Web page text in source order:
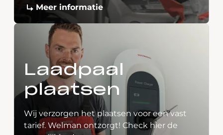
Meer informatie
Laadpaal
plaatsen
Wij verzorgen het plaatsen voor een vast
tarief. Welman ontzorgt! Check hier de